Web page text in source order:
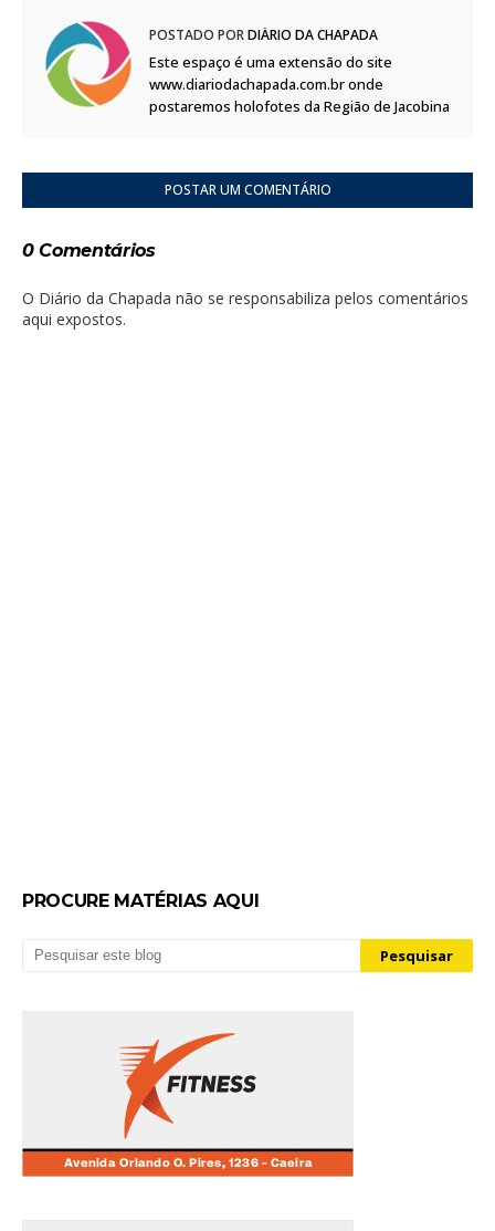
POSTADO PORDIÁRIO DA CHAPADA
Este espaço é uma extensão do site
www.diariodachapada.com.br onde
postaremos holofotes da Região de Jacobina
POSTAR UM COMENTÁRIO
0 Comentários
O Diário da Chapada não se responsabiliza pelos comentários
aqui expostos.
PROCURE MATÉRIAS AQUI